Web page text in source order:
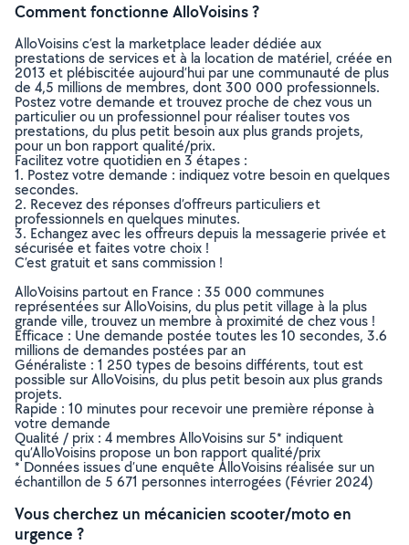
Comment fonctionne AlloVoisins ?
AlloVoisins c’est la marketplace leader dédiée aux
prestations de services et à la location de matériel, créée en
2013 et plébiscitée aujourd’hui par une communauté de plus
de 4,5 millions de membres, dont 300 000 professionnels.
Postez votre demande et trouvez proche de chez vous un
particulier ou un professionnel pour réaliser toutes vos
prestations, du plus petit besoin aux plus grands projets,
pour un bon rapport qualité/prix.
Facilitez votre quotidien en 3 étapes :
1. Postez votre demande : indiquez votre besoin en quelques
secondes.
2. Recevez des réponses d’offreurs particuliers et
professionnels en quelques minutes.
3. Echangez avec les offreurs depuis la messagerie privée et
sécurisée et faites votre choix !
C’est gratuit et sans commission !
AlloVoisins partout en France : 35 000 communes
représentées sur AlloVoisins, du plus petit village à la plus
grande ville, trouvez un membre à proximité de chez vous !
Efficace : Une demande postée toutes les 10 secondes, 3.6
millions de demandes postées par an
Généraliste : 1 250 types de besoins différents, tout est
possible sur AlloVoisins, du plus petit besoin aux plus grands
projets.
Rapide : 10 minutes pour recevoir une première réponse à
votre demande
Qualité / prix : 4 membres AlloVoisins sur 5* indiquent
qu’AlloVoisins propose un bon rapport qualité/prix
* Données issues d’une enquête AlloVoisins réalisée sur un
échantillon de 5 671 personnes interrogées (Février 2024)
Vous cherchez un mécanicien scooter/moto en
urgence ?